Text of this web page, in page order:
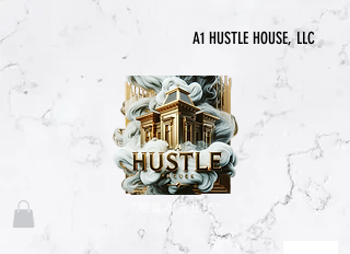
A1 HUSTLE HOUSE, LLC
“喧囂永無止境”